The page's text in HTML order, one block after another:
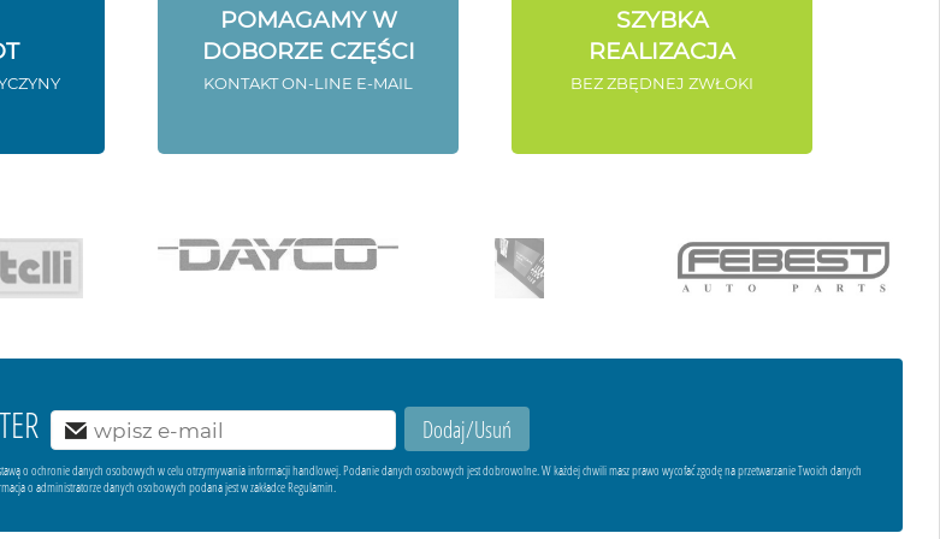
POMAGAMY W
DOBORZE CZĘŚCI
KONTAKT ON-LINE E-MAIL
SZYBKA
REALIZACJA
BEZ ZBĘDNEJ ZWŁOKI
o ochronie danych osobowych w celu otrzymywania informacji handlowej. Podanie danych osobowych jest dobrowolne. W każdej chwili masz prawo wycofać zgodę na przetwarzanie Twoich danych
o administratorze danych osobowych podana jest w zakładce Regulamin.